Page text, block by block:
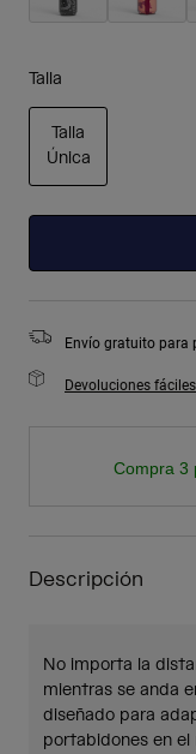
Talla
Talla
Única
Envío gratuito para
Devoluciones fáciles
Compra 3
Descripción
No importa la
mientras se anda
diseñado para
portabidones en